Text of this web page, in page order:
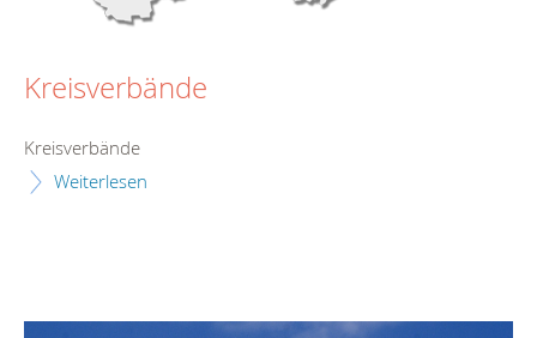
Kreisverbände
Kreisverbände
Weiterlesen